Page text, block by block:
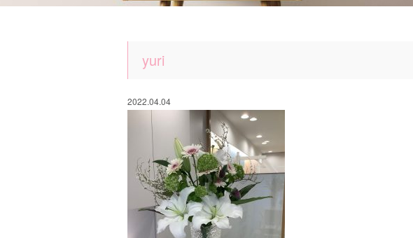
yuri
2022.04.04